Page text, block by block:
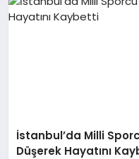
İstanbul’da Milli
Düşerek Hayatını